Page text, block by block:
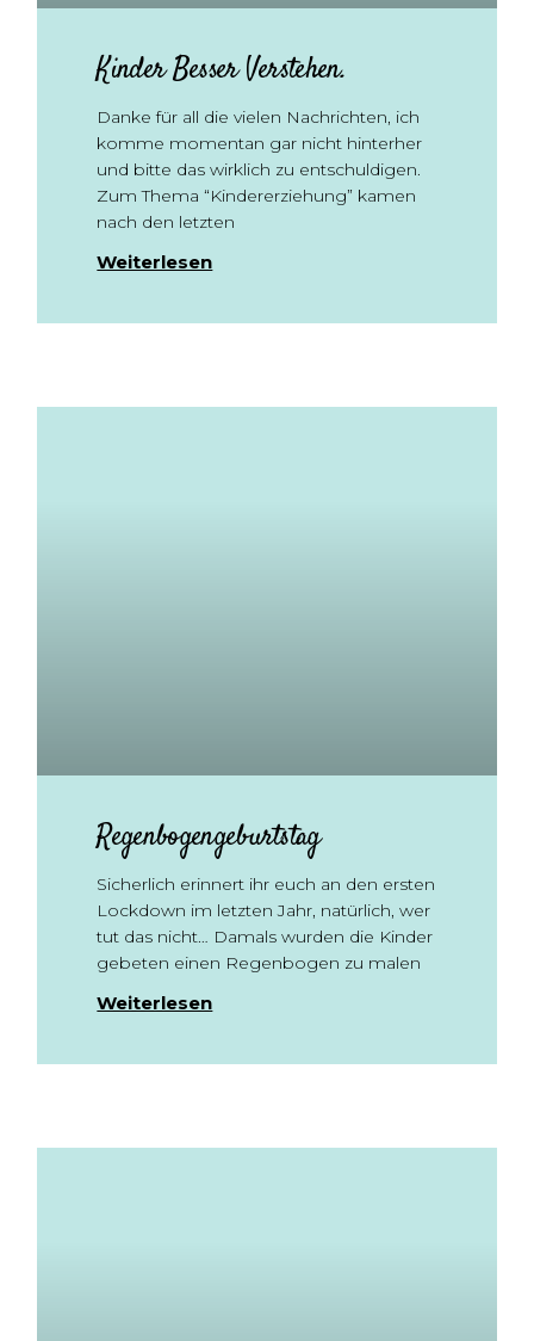
Kinder Besser Verstehen.
Danke für all die vielen Nachrichten, ich
komme momentan gar nicht hinterher
und bitte das wirklich zu entschuldigen.
Zum Thema “Kindererziehung” kamen
nach den letzten
Weiterlesen
Regenbogengeburtstag
Sicherlich erinnert ihr euch an den ersten
Lockdown im letzten Jahr, natürlich, wer
tut das nicht… Damals wurden die Kinder
gebeten einen Regenbogen zu malen
Weiterlesen